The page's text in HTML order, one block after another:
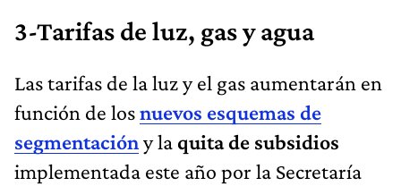
3-Tarifas de luz, gas y agua
Las tarifas de la luz y el gas aumentarán en
función de losnuevos esquemas de
segmentacióny la quita de subsidios
implementada este año por la Secretaría